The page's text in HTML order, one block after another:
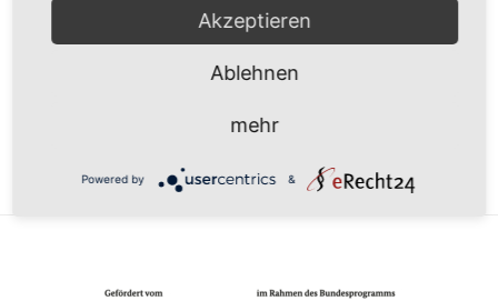
UHRZEIT
9:30 - 17:00
Akzeptieren
Ablehnen
mehr
Powered by &